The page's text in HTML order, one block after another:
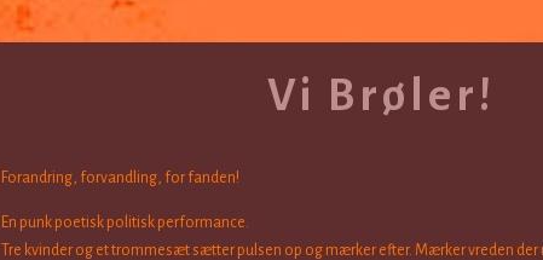
Vi Brøler!
Forandring, forvandling, for fanden!
En punk poetisk politisk performance.
Tre kvinder og et trommesæt sætter pulsen op og mærker efter. Mærker vreden der